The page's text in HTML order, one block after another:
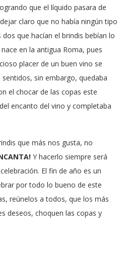
que el líquido pasara de
claro que no había ningún tipo
que hacían el brindis bebían lo
en la antigua Roma, pues
placer de un buen vino se
sin embargo, quedaba
el chocar de las copas este
encanto del vino y completaba
que más nos gusta, no
Y hacerlo siempre será
El fin de año es un
por todo lo bueno de este
reúnelos a todos, que los más
deseos, choquen las copas y